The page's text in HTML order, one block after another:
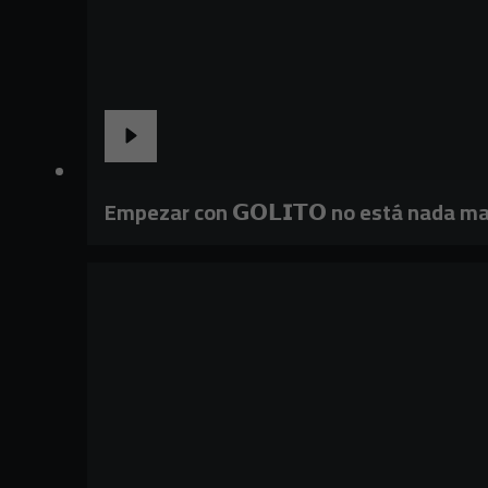
Empezar con 𝗚𝗢𝗟𝗜𝗧𝗢 no está nada